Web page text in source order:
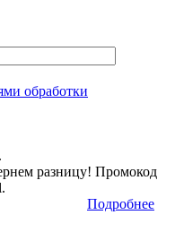
обработки
разницу! Промокод
Подробнее